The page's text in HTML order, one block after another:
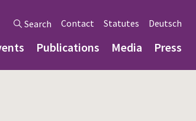
Search Contact Statutes Deutsch
Publications Media Press